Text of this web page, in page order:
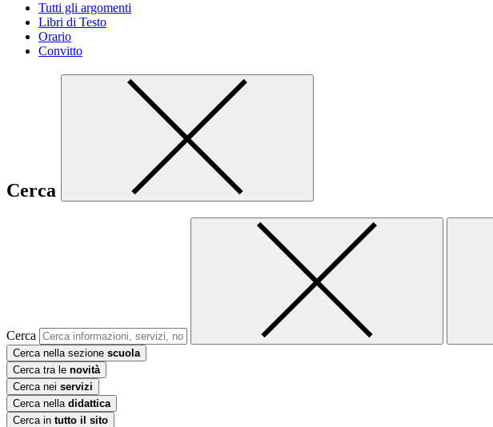
Tutti gli argomenti
Libri di Testo
Orario
Convitto
Cerca
Cerca
Cerca nella sezione scuola
Cerca tra le novità
Cerca nei servizi
Cerca nella didattica
Cerca in tutto il sito